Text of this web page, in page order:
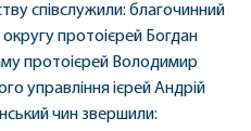
співслужили: благочинний
протоієрей Богдан
протоієрей Володимир
управління ієрей Андрій
чин звершили: